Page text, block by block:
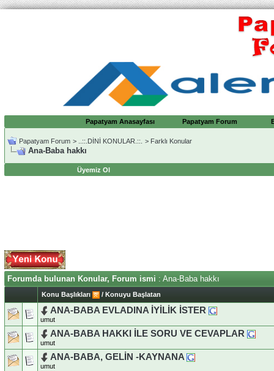
Papatyam Anasayfası Papatyam Forum
Papatyam Forum > ..::.DİNİ KONULAR.::. > Farklı Konular
Ana-Baba hakkı
Üyemiz Ol
Forumda bulunan Konular, Forum ismi : Ana-Baba hakkı
Konu Başlıkları / Konuyu Başlatan
ANA-BABA EVLADINA İYİLİK İSTER
umut
ANA-BABA HAKKI İLE SORU VE CEVAPLAR
umut
ANA-BABA, GELİN -KAYNANA
umut